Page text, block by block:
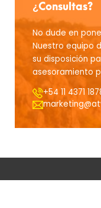
¿Consultas?
No dude en
Nuestro equipo
su disposición
asesoramiento
+54 11 4371